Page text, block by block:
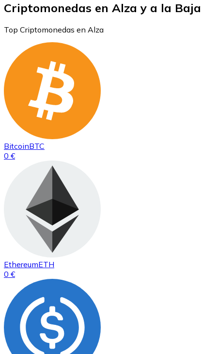
Criptomonedas en Alza y a la Baja
Top Criptomonedas en Alza
BitcoinBTC
0 €
EthereumETH
0 €